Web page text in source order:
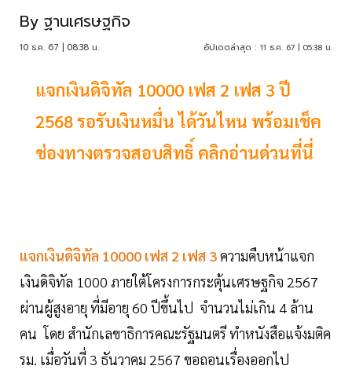
By ฐานเศรษฐกิจ
10 ธ.ค. 67 | 08:38 น. อัปเดตล่าสุด : 11 ธ.ค. 67 | 05:38 น.
แจกเงินดิจิทัล 10000 เฟส 2 เฟส 3 ปี
2568 รอรับเงินหมื่น ได้วันไหน พร้อมเช็ค
ช่องทางตรวจสอบสิทธิ์ คลิกอ่านด่วนที่นี่
แจกเงินดิจิทัล 10000 เฟส 2 เฟส 3ความคืบหน้าแจก
เงินดิจิทัล 1000 ภายใต้โครงการกระตุ้นเศรษฐกิจ 2567
ผ่านผู้สูงอายุ ที่มีอายุ 60 ปีขึ้นไป จำนวนไม่เกิน 4 ล้าน
คน โดย สำนักเลขาธิการคณะรัฐมนตรี ทำหนังสือแจ้งมติค
รม. เมื่อวันที่ 3 ธันวาคม 2567 ขอถอนเรื่องออกไป